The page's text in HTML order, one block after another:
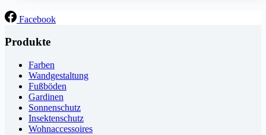
Facebook
Produkte
Farben
Wandgestaltung
Fußböden
Gardinen
Sonnenschutz
Insektenschutz
Wohnaccessoires